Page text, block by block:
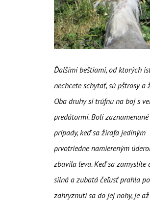
Ďalšími beštiami, od ktorých
nechcete schytať, sú pštrosy a
Oba druhy si trúfnu na boj s
predátormi. Boli zaznamenané
prípady, keď sa žirafa jediným
prvotriedne namiereným
zbavila leva. Keď sa zamyslíte
silná a zubatá čeľusť prahla po
zahryznutí sa do jej nohy, je až